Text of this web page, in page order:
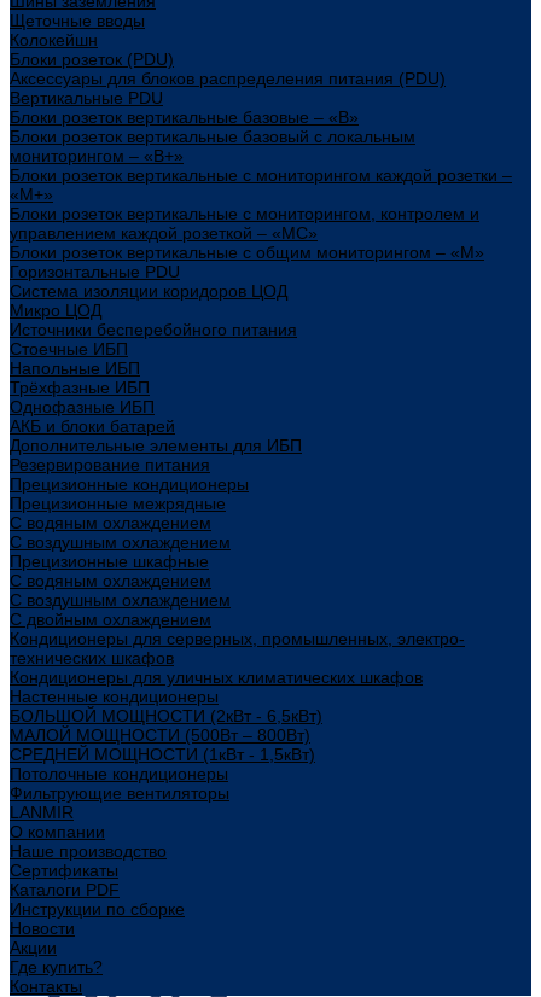
Щеточные вводы
Колокейшн
Блоки розеток (PDU)
Аксессуары для блоков распределения питания (PDU)
Вертикальные PDU
Блоки розеток вертикальные базовые – «В»
Блоки розеток вертикальные базовый с локальным
мониторингом – «В+»
Блоки розеток вертикальные с мониторингом каждой розетки –
«М+»
Блоки розеток вертикальные с мониторингом, контролем и
управлением каждой розеткой – «МС»
Блоки розеток вертикальные с общим мониторингом – «М»
Горизонтальные PDU
Система изоляции коридоров ЦОД
Микро ЦОД
Источники бесперебойного питания
Стоечные ИБП
Напольные ИБП
Трёхфазные ИБП
Однофазные ИБП
АКБ и блоки батарей
Дополнительные элементы для ИБП
Резервирование питания
Прецизионные кондиционеры
Прецизионные межрядные
С водяным охлаждением
С воздушным охлаждением
Прецизионные шкафные
С водяным охлаждением
С воздушным охлаждением
С двойным охлаждением
Кондиционеры для серверных, промышленных, электро-
технических шкафов
Кондиционеры для уличных климатических шкафов
Настенные кондиционеры
БОЛЬШОЙ МОЩНОСТИ (2кВт - 6,5кВт)
МАЛОЙ МОЩНОСТИ (500Вт – 800Вт)
СРЕДНЕЙ МОЩНОСТИ (1кВт - 1,5кВт)
Потолочные кондиционеры
Фильтрующие вентиляторы
LANMIR
О компании
Наше производство
Сертификаты
Каталоги PDF
Инструкции по сборке
Новости
Акции
Где купить?
Контакты